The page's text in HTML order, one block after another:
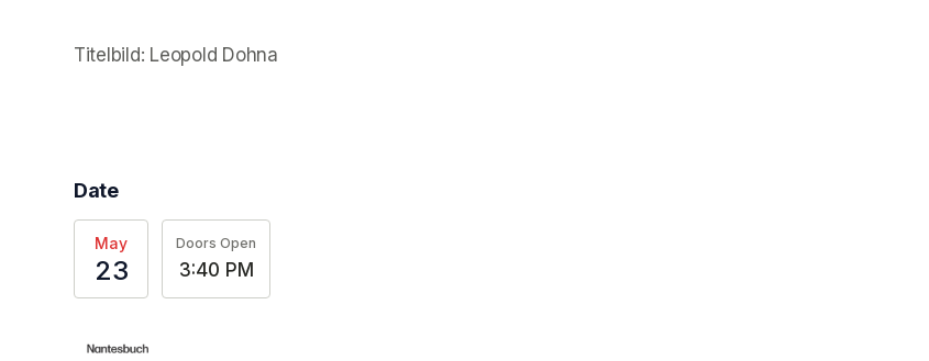
(opens in a new tab)
Titelbild: Leopold Dohna
Date
May
23
Doors Open
3:40 PM